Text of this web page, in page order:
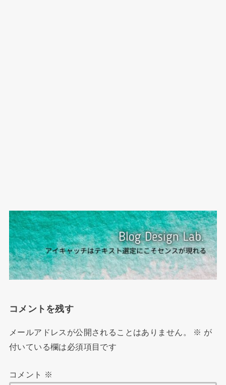
コメントを残す
メールアドレスが公開されることはありません。 ※ が
付いている欄は必須項目です
コメント ※